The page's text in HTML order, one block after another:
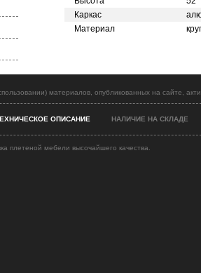
Каркас
Материал
материалов, опубликованных на сайте,
ОПИСАНИЕ НАЛИЧИЕ НА СКЛАДЕ
плетеной мебели высочайшего качества.